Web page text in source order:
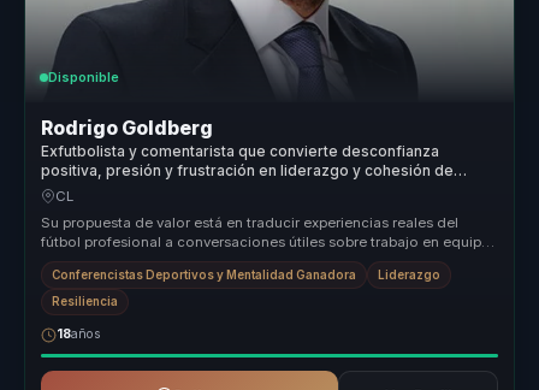
Disponible
Rodrigo Goldberg
Exfutbolista y comentarista que convierte desconfianza
positiva, presión y frustración en liderazgo y cohesión de
equipo.
CL
Su propuesta de valor está en traducir experiencias reales del
fútbol profesional a conversaciones útiles sobre trabajo en equipo,
presió...
Conferencistas Deportivos y Mentalidad Ganadora Liderazgo
Resiliencia
18años